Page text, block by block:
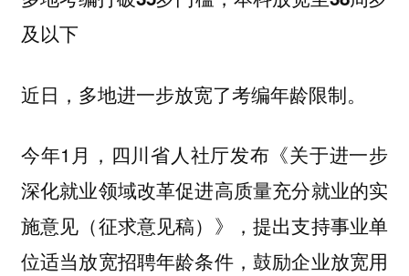
及以下
近日，多地进一步放宽了考编年龄限制。
今年1月，四川省人社厅发布《关于进一步
深化就业领域改革促进高质量充分就业的实
施意见（征求意见稿）》，提出支持事业单
位适当放宽招聘年龄条件，鼓励企业放宽用